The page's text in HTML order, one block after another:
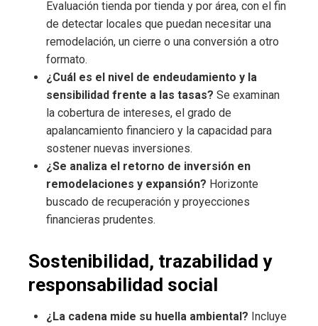
Evaluación tienda por tienda y por área, con el fin
de detectar locales que puedan necesitar una
remodelación, un cierre o una conversión a otro
formato.
¿Cuál es el nivel de endeudamiento y la
sensibilidad frente a las tasas? Se examinan
la cobertura de intereses, el grado de
apalancamiento financiero y la capacidad para
sostener nuevas inversiones.
¿Se analiza el retorno de inversión en
remodelaciones y expansión? Horizonte
buscado de recuperación y proyecciones
financieras prudentes.
Sostenibilidad, trazabilidad y
responsabilidad social
¿La cadena mide su huella ambiental? Incluye